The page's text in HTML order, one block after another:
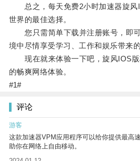
总之，每天免费2小时加速器旋风
世界的最佳选择。
您只需简单下载并注册账号，即
境中尽情享受学习、工作和娱乐带来的
现在就来体验一下吧，旋风IOS版
的畅爽网络体验。
#1#
评论
游客
这款加速器VPM应用程序可以给你提供最高
助你在网络上自由移动。